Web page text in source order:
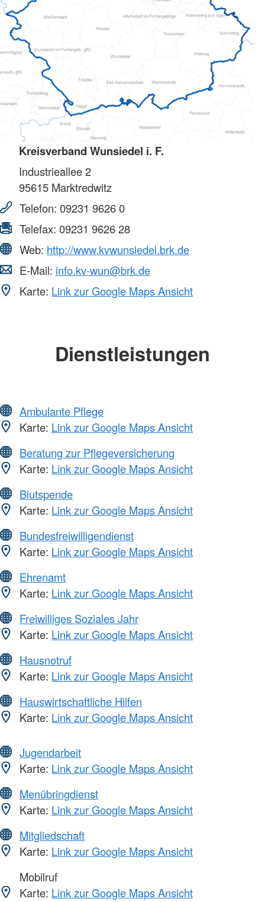
Kreisverband Wunsiedel i. F.
Industrieallee 2
95615 Marktredwitz
Telefon: 09231 9626 0
Telefax: 09231 9626 28
Web: http://www.kvwunsiedel.brk.de
E-Mail: info.kv-wun@brk.de
Karte: Link zur Google Maps Ansicht
Dienstleistungen
Ambulante Pflege
Karte: Link zur Google Maps Ansicht
Beratung zur Pflegeversicherung
Karte: Link zur Google Maps Ansicht
Blutspende
Karte: Link zur Google Maps Ansicht
Bundesfreiwilligendienst
Karte: Link zur Google Maps Ansicht
Ehrenamt
Karte: Link zur Google Maps Ansicht
Freiwilliges Soziales Jahr
Karte: Link zur Google Maps Ansicht
Hausnotruf
Karte: Link zur Google Maps Ansicht
Hauswirtschaftliche Hilfen
Karte: Link zur Google Maps Ansicht
Jugendarbeit
Karte: Link zur Google Maps Ansicht
Menübringdienst
Karte: Link zur Google Maps Ansicht
Mitgliedschaft
Karte: Link zur Google Maps Ansicht
Mobilruf
Karte: Link zur Google Maps Ansicht